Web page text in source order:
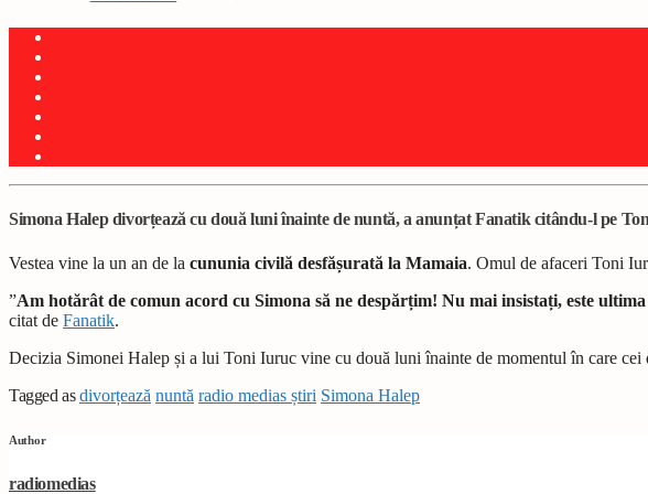
Simona Halep divorțează cu două luni înainte de nuntă, a anunțat Fanatik citându-l pe
Vestea vine la un an de la cununia civilă desfășurată la Mamaia. Omul de afaceri Toni
”Am hotărât de comun acord cu Simona să ne despărțim! Nu mai insistați, este
citat de Fanatik.
Decizia Simonei Halep și a lui Toni Iuruc vine cu două luni înainte de momentul în care cei
Tagged asdivorțează nuntă radio medias știri Simona Halep
Author
radiomedias